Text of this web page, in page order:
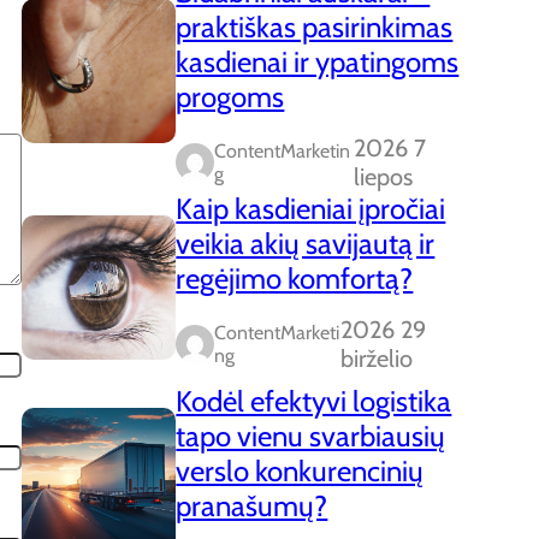
praktiškas pasirinkimas
kasdienai ir ypatingoms
progoms
ContentMarketin
G
2026 7
liepos
Kaip kasdieniai įpročiai
veikia akių savijautą ir
regėjimo komfortą?
ContentMarketi
Ng
2026 29
birželio
Kodėl efektyvi logistika
tapo vienu svarbiausių
verslo konkurencinių
pranašumų?